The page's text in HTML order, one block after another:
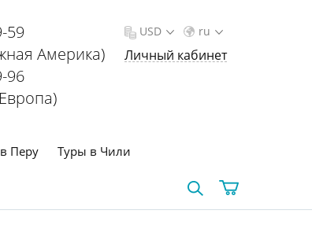
59
Америка)
96
ru
USD
Личный кабинет
Перу Туры в Чили